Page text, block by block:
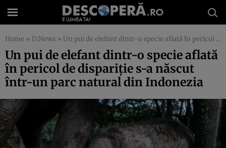
Home » D:News » Un pui de elefant dintr-o specie aflată în pericol de dispariție s-a născut într-un parc natural din Indonezia
Un pui de elefant dintr-o specie aflată
în pericol de dispariție s-a născut
într-un parc natural din Indonezia